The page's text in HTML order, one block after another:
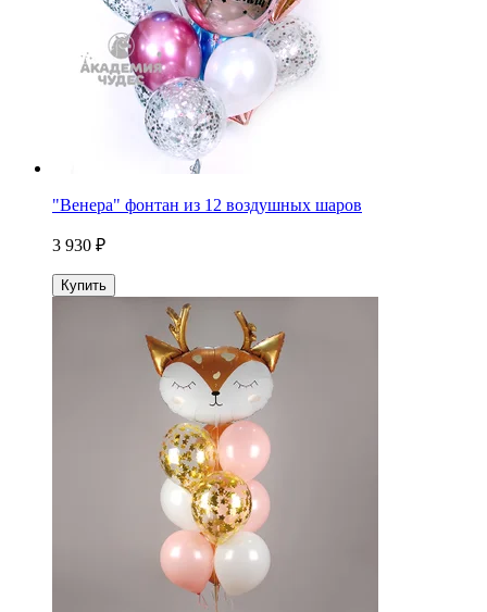
"Венера" фонтан из 12 воздушных шаров
3 930 ₽
Купить